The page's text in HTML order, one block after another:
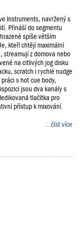
Instruments, navržený s
Přináší do segmentu
spíše větším
kteří chtějí maximální
streamují z domova nebo
na citlivých jog disku
scratch i rychlé nudge
s hot cue body,
jsou dva kanály s
tlačítka pro
přístup k mixování.
...číst více